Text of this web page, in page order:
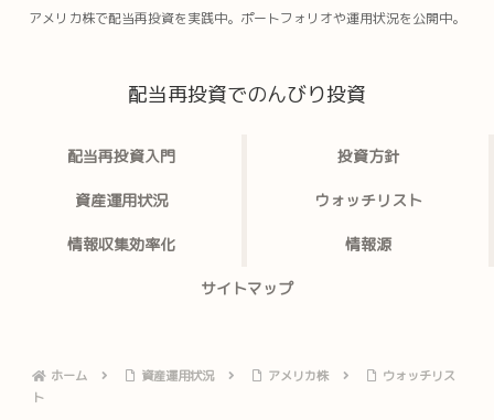
アメリカ株で配当再投資を実践中。ポートフォリオや運用状況を公開中。
配当再投資でのんびり投資
配当再投資入門 投資方針
資産運用状況 ウォッチリスト
情報収集効率化 情報源
サイトマップ
ホーム 資産運用状況 アメリカ株
ウォッチリス
ト